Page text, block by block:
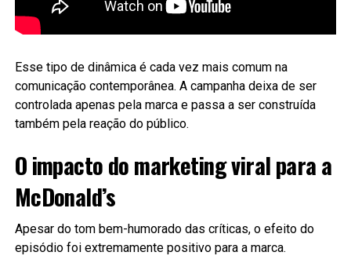
Esse tipo de dinâmica é cada vez mais comum na
comunicação contemporânea. A campanha deixa de ser
controlada apenas pela marca e passa a ser construída
também pela reação do público.
O impacto do marketing viral para a
McDonald’s
Apesar do tom bem-humorado das críticas, o efeito do
episódio foi extremamente positivo para a marca.